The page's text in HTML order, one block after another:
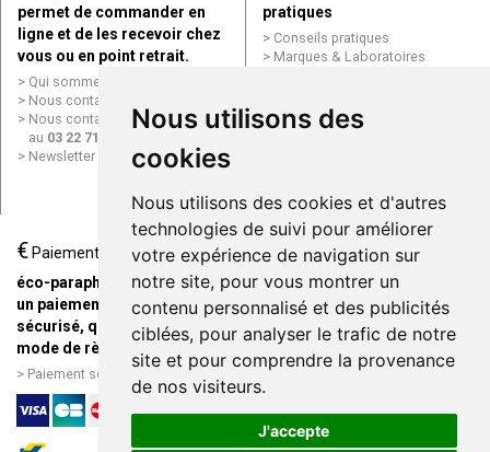
Nous utilisons des
cookies
Nous utilisons des cookies et d'autres
technologies de suivi pour améliorer
votre expérience de navigation sur
notre site, pour vous montrer un
contenu personnalisé et des publicités
ciblées, pour analyser le trafic de notre
site et pour comprendre la provenance
de nos visiteurs.
J'accepte
permet de commander en
ligne et de les recevoir chez
vous ou en point retrait.
Qui sommes nous ?
Nous contacter par e-mail
Nous contacter par téléphone
au 03 22 71 64 10
Newsletter
pratiques
Conseils pratiques
Marques & Laboratoires
Mentions légales
Données personnelles
ligne
€ Paiement
éco-parapharmacie.fr offre
un paiement entièrement
sécurisé, quel que soit le
mode de règlement
Paiement sécurisé et simple
Livraison / Point retrait
Commandez en ligne et
recevez votre commande
rapidement chez vous ou en
point retrait
Livraison chez vous ou en